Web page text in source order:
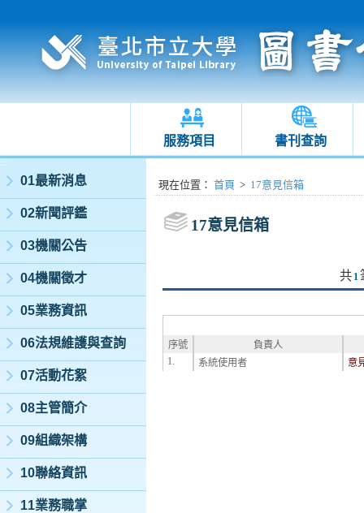
服務項目 書刊查詢
:::
01最新消息
02新聞評鑑
03機關公告
04機關徵才
05業務資訊
06法規維護與查詢
07活動花絮
08主管簡介
09組織架構
10聯絡資訊
11業務職掌
:::現在位置 ： 首頁 > 17意見信箱
17意見信箱
共 1
序號
負責人
1.
系統使用者 意